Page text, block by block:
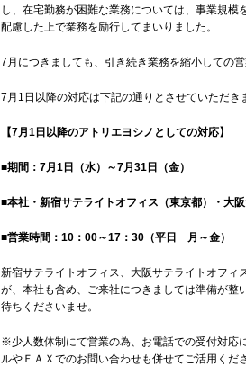
し、在宅勤務が困難な業務については、事業規
配慮した上で業務を励行してまいりました。
7月につきましても、引き続き業務を縮小しての
7月1日以降の対応は下記の通りとさせていただき
【7月1日以降のアトリエヨシノとしての対応】
■期間：7月1日（水）～7月31日（金）
■本社・新宿サテライトオフィス（東京都）・大
■営業時間：10：00～17：30（平日 月～金）
新宿サテライトオフィス、大阪サテライトオフ
が、本社も含め、ご来社につきましては準備が整
待ちくださいませ。
※少人数体制にて営業の為、お電話での受付対応
ルやＦＡＸでのお問い合わせも併せてご活用くだ